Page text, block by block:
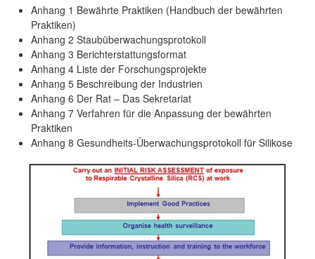
Anhang 1 Bewährte Praktiken (Handbuch der bewährten
Praktiken)
Anhang 2 Staubüberwachungsprotokoll
Anhang 3 Berichterstattungsformat
Anhang 4 Liste der Forschungsprojekte
Anhang 5 Beschreibung der Industrien
Anhang 6 Der Rat – Das Sekretariat
Anhang 7 Verfahren für die Anpassung der bewährten
Praktiken
Anhang 8 Gesundheits-Überwachungsprotokoll für Silikose